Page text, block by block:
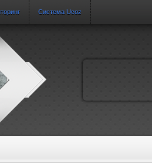
Система Ucoz